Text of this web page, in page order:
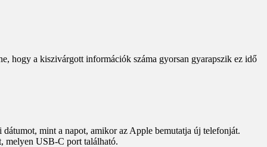
hogy a kiszivárgott információk száma gyorsan gyarapszik ez idő
mint a napot, amikor az Apple bemutatja új telefonját.
melyen USB-C port található.